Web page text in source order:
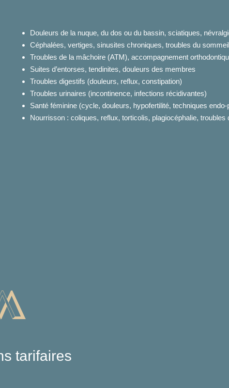
Douleurs de la nuque, du dos ou du bassin, sciatiques,
Céphalées, vertiges, sinusites chroniques, troubles du sommeil
Troubles de la mâchoire (ATM), accompagnement
Suites d’entorses, tendinites, douleurs des membres
Troubles digestifs (douleurs, reflux, constipation)
Troubles urinaires (incontinence, infections récidivantes)
Santé féminine (cycle, douleurs, hypofertilité, techniques endo-
Nourrisson : coliques, reflux, torticolis, plagiocéphalie, troubles
tarifaires